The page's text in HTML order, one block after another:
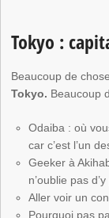
Tokyo :
Beaucoup de
Tokyo. Beaucoup
Odaiba : où
car c’est l’un
Geeker à
n’oublie pas
Aller voir un
Pourquoi pas